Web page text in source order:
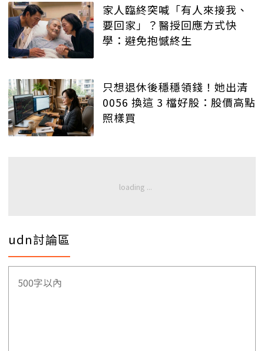
家人臨終突喊「有人來接我、
要回家」？醫授回應方式快
學：避免抱憾終生
只想退休後穩穩領錢！她出清
0056 換這 3 檔好股：股價高點
照樣買
udn討論區